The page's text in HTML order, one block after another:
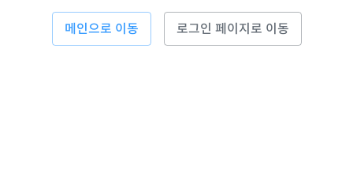
메인으로 이동 로그인 페이지로 이동